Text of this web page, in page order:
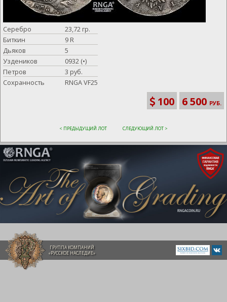
Серебро
23,72 гр.
Биткин
9 R
Дьяков
5
Уздеников
0932 (•)
Петров
3 руб.
Сохранность
RNGA VF25
100 6 500 РУБ.
< ПРЕДЫДУЩИЙ ЛОТ СЛЕДУЮЩИЙ ЛОТ >
ГРУППА КОМПАНИЙ
«РУССКОЕ НАСЛЕДИЕ»